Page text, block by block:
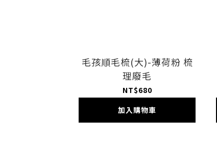
毛孩順毛梳(大)-薄荷粉 梳
理廢毛
NT$680
加入購物車